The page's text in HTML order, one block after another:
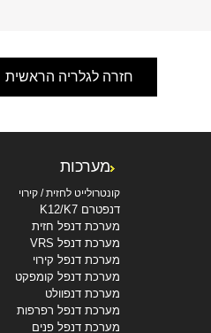
חזרה לגלריה הראשית
מערכות
קונטרולייט לחזית / קירוי
דנפטרם K12/K7
מערכת דנפל חזית
מערכת דנפל VRS
מערכת דנפל קירוי
מערכת דנפל קומפקט
מערכת דנפוולט
מערכת דנפל רפרפות
מערכת דנפל פנים